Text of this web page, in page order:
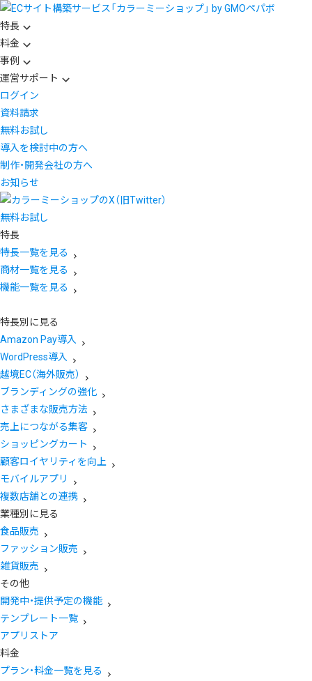
特長
料金
事例
運営サポート
ログイン
資料請求
無料お試し
導入を検討中の方へ
制作・開発会社の方へ
お知らせ
無料お試し
特長
特長一覧を見る
商材一覧を見る
機能一覧を見る
特長別に見る
Amazon Pay導入
WordPress導入
越境EC（海外販売）
ブランディングの強化
さまざまな販売方法
売上につながる集客
ショッピングカート
顧客ロイヤリティを向上
モバイルアプリ
複数店舗との連携
業種別に見る
食品販売
ファッション販売
雑貨販売
その他
開発中・提供予定の機能
テンプレート一覧
アプリストア
料金
プラン・料金一覧を見る